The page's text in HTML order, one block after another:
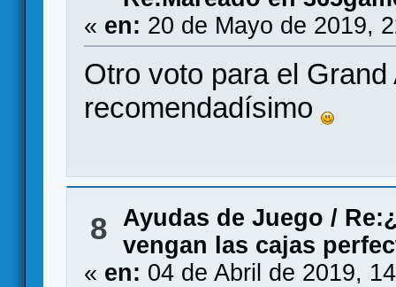
« en: 20 de Mayo de 2019,
Otro voto para el
recomendadísimo
8 Ayudas de Juego /
vengan las cajas
« en: 04 de Abril de 2019,